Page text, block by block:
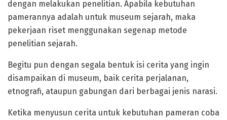
dengan melakukan penelitian. Apabila kebutuhan
pamerannya adalah untuk museum sejarah, maka
pekerjaan riset menggunakan segenap metode
penelitian sejarah.
Begitu pun dengan segala bentuk isi cerita yang ingin
disampaikan di museum, baik cerita perjalanan,
etnografi, ataupun gabungan dari berbagai jenis narasi.
Ketika menyusun cerita untuk kebutuhan pameran coba